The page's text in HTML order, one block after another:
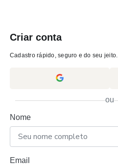
Criar conta
Cadastro rápido, seguro e do seu jeito.
ou
Nome
Email